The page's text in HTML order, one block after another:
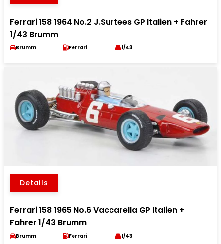
Ferrari 158 1964 No.2 J.Surtees GP Italien + Fahrer
1/43 Brumm
Brumm Ferrari 1/43
Details
Ferrari 158 1965 No.6 Vaccarella GP Italien +
Fahrer 1/43 Brumm
Brumm Ferrari 1/43